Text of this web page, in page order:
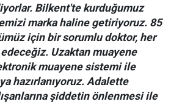
Bilkent'te kurduğumuz
marka haline getiriyoruz. 85
için bir sorumlu doktor, her
Uzaktan muayene
muayene sistemi ile
hazırlanıyoruz. Adalette
şiddetin önlenmesi ile